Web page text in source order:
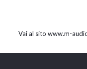
Vai al sito www.m-